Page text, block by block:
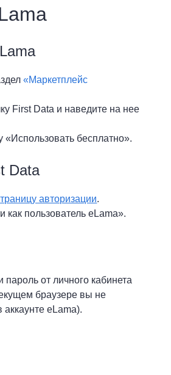
«Маркетплейс
First Data и наведите на нее
«Использовать бесплатно».
Data
авторизации.
как пользователь eLama».
пароль от личного кабинета
браузере вы не
eLama).